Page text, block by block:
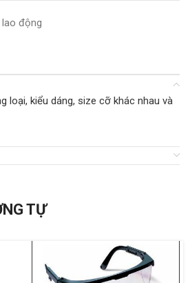
động
loại, kiểu dáng, size cỡ khác nhau và
TỰ